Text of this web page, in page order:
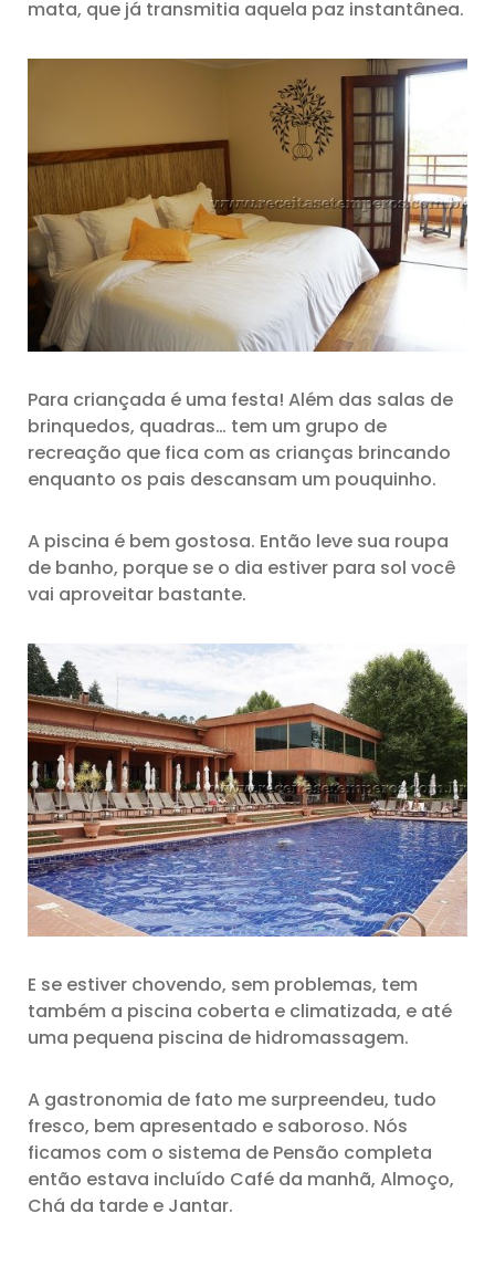
mata, que já transmitia aquela paz instantânea.
Para criançada é uma festa! Além das salas de
brinquedos, quadras… tem um grupo de
recreação que fica com as crianças brincando
enquanto os pais descansam um pouquinho.
A piscina é bem gostosa. Então leve sua roupa
de banho, porque se o dia estiver para sol você
vai aproveitar bastante.
E se estiver chovendo, sem problemas, tem
também a piscina coberta e climatizada, e até
uma pequena piscina de hidromassagem.
A gastronomia de fato me surpreendeu, tudo
fresco, bem apresentado e saboroso. Nós
ficamos com o sistema de Pensão completa
então estava incluído Café da manhã, Almoço,
Chá da tarde e Jantar.